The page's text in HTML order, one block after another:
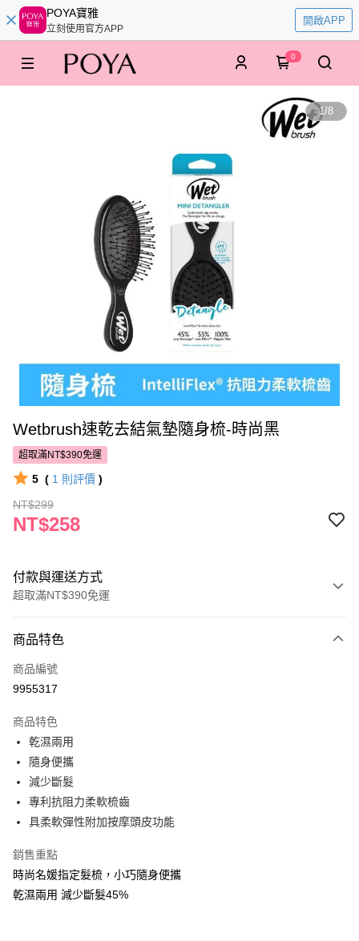
POYA寶雅
立刻使用官方APP
開啟APP
0
1/8
Wetbrush速乾去結氣墊隨身梳-時尚黑
超取滿NT$390免運
5 ( 1 則評價 )
NT$299
NT$258
付款與運送方式
超取滿NT$390免運
POYA支付
信用卡一次付款
LINE Pay
Apple Pay
街口支付
悠遊付
Google Pay
商品特色
商品編號
9955317
商品特色
乾濕兩用
隨身便攜
減少斷髮
專利抗阻力柔軟梳齒
具柔軟彈性附加按摩頭皮功能
銷售重點
時尚名媛指定髮梳，小巧隨身便攜
乾濕兩用 減少斷髮45%